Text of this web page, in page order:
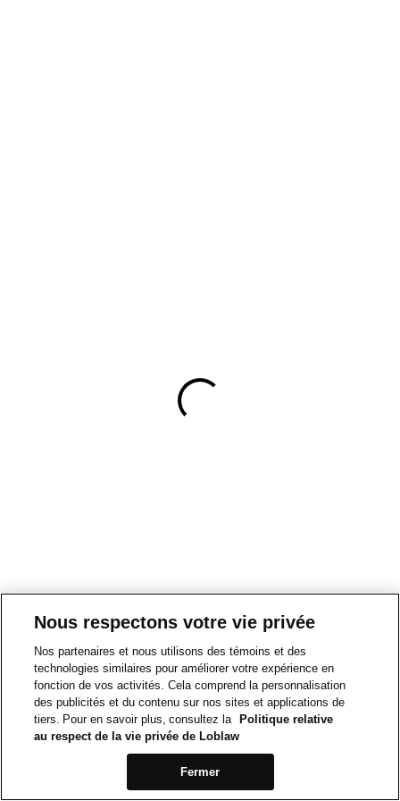
Nous respectons votre vie privée
Nos partenaires et nous utilisons des témoins et des
technologies similaires pour améliorer votre expérience en
fonction de vos activités. Cela comprend la personnalisation
des publicités et du contenu sur nos sites et applications de
tiers. Pour en savoir plus, consultez la
Politique relative
au respect de la vie privée de Loblaw
Fermer